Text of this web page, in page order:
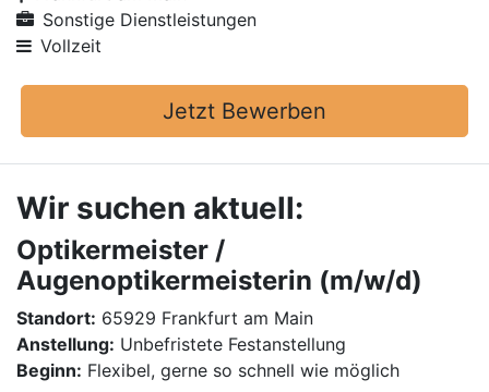
Sonstige Dienstleistungen
Vollzeit
Jetzt Bewerben
Wir suchen aktuell:
Optikermeister /
Augenoptikermeisterin (m/w/d)
Standort: 65929 Frankfurt am Main
Anstellung: Unbefristete Festanstellung
Beginn: Flexibel, gerne so schnell wie möglich